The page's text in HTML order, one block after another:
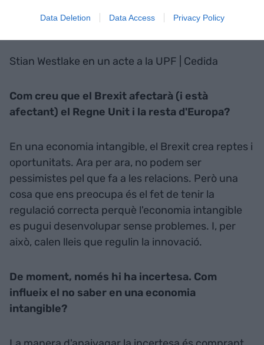
Data Deletion Data Access Privacy Policy
Stian Westlake en un acte a la UPF | Cedida
Com creu que el Brexitafectarà (i està
afectant) el Regne Unit i la resta d'Europa?
En una economia intangible, el Brexit crea reptes i
oportunitats. Ara per ara, no podem ser
pessimistes pel que fa a les relacions. Però una
cosa que ens preocupa és el fet de tenir la
regulació correcta perquè l'economia intangible
es pugui desenvolupar sense problemes. I, per
això, calen lleis que regulin la innovació.
De moment, només hi ha incertesa. Com
influeix el no saber en una economia
intangible?